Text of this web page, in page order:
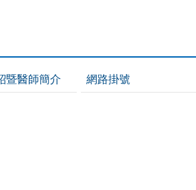
暨醫師簡介 網路掛號